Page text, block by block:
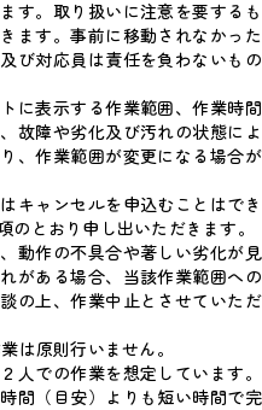
す。取り扱いに注意を要するも
ます。事前に移動されなかった
び対応員は責任を負わないもの
に表示する作業範囲、作業時間
故障や劣化及び汚れの状態によ
、作業範囲が変更になる場合が
キャンセルを申込むことはでき
のとおり申し出いただきます。
動作の不具合や著しい劣化が見
がある場合、当該作業範囲への
の上、作業中止とさせていただ
は原則行いません。
人での作業を想定しています。
間（目安）よりも短い時間で完